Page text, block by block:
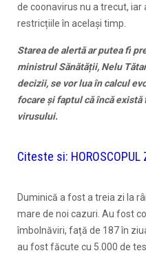
de coonavirus nu a trecut,
restricțiile în același timp.
Starea de alertă ar putea fi
ministrul Sănătății, Nelu
decizii, se vor lua în calcul
focare și faptul că încă
virusului.
Citeste si: HOROSCOPUL
Duminică a fost a treia zi la
mare de noi cazuri. Au fost
îmbolnăviri, față de 187 în
au fost făcute cu 5.000 de